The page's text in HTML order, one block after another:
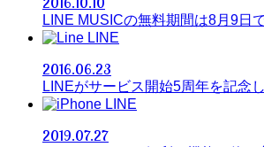
LINE MUSICの無料期間は8月9日
LINE
2016.06.23
LINEがサービス開始5周年を記念
LINE
2019.07.27